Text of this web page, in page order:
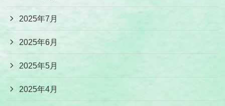
2025年7月
2025年6月
2025年5月
2025年4月